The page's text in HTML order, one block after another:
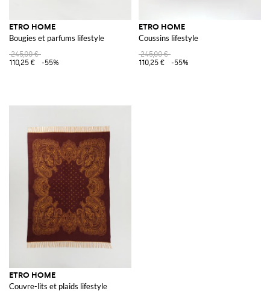
ETRO HOME
Bougies et parfums lifestyle
245,00 €
110,25 €
-55%
ETRO HOME
Coussins lifestyle
245,00 €
110,25 €
-55%
ETRO HOME
Couvre-lits et plaids lifestyle